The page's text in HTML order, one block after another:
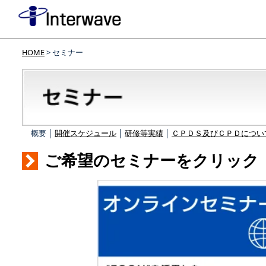
HOME> セミナー
概要 │ 開催スケジュール 研修等実績 ＣＰＤＳ及びＣＰＤにつ
ご希望のセミナーをクリック